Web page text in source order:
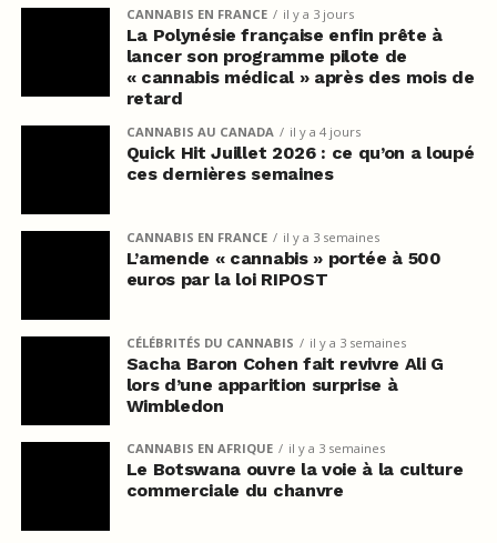
CANNABIS EN FRANCE il y a 3 jours
La Polynésie française enfin prête à
lancer son programme pilote de
« cannabis médical » après des mois de
retard
CANNABIS AU CANADA il y a 4 jours
Quick Hit Juillet 2026 : ce qu’on a loupé
ces dernières semaines
CANNABIS EN FRANCE il y a 3 semaines
L’amende « cannabis » portée à 500
euros par la loi RIPOST
CÉLÉBRITÉS DU CANNABIS il y a 3 semaines
Sacha Baron Cohen fait revivre Ali G
lors d’une apparition surprise à
Wimbledon
CANNABIS EN AFRIQUE il y a 3 semaines
Le Botswana ouvre la voie à la culture
commerciale du chanvre